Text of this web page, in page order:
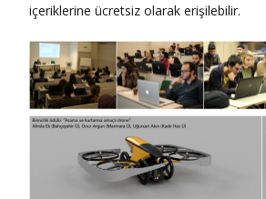
içeriklerine ücretsiz olarak erişilebilir.